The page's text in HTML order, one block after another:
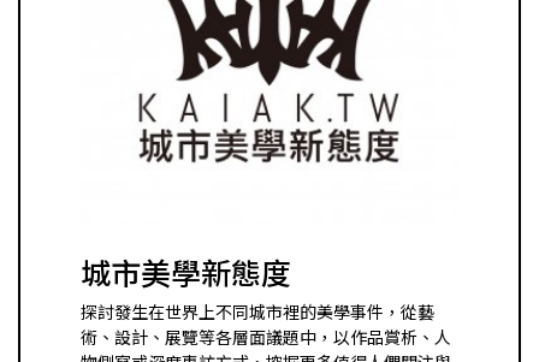
城市美學新態度
探討發生在世界上不同城市裡的美學事件，從藝
術、設計、展覽等各層面議題中，以作品賞析、人